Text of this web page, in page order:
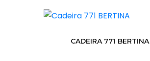
CADEIRA 771 BERTINA